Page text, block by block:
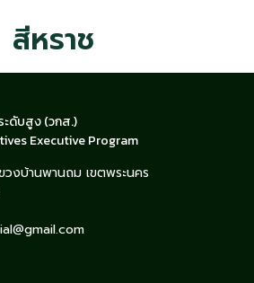
สีหราช
ะดับสูง (วกส.)
Executive Program
งบ้านพานถม เขตพระนคร